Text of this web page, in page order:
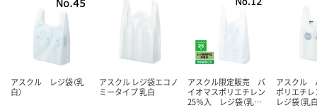
アスクル レジ袋（乳
白）
アスクル レジ袋エコノ
ミータイプ 乳白
アスクル限定販売 バ
イオマスポリエチレン
25％入 レジ袋（乳…
アスクル
ポリエチ
レジ袋（乳